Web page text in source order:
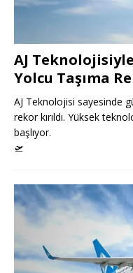
AJ
Yolcu Taşıma
AJ Teknolojisi sayesinde
rekor kırıldı. Yüksek
başlıyor.
🛫